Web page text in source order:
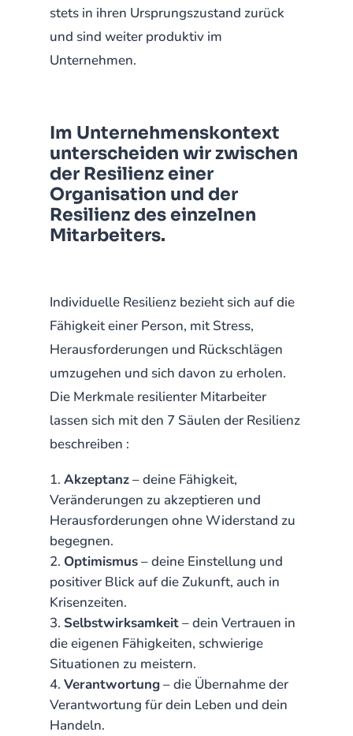
stets in ihren Ursprungszustand zurück
und sind weiter produktiv im
Unternehmen.
Im Unternehmenskontext
unterscheiden wir zwischen
der Resilienz einer
Organisation und der
Resilienz des einzelnen
Mitarbeiters.
Individuelle Resilienz bezieht sich auf die
Fähigkeit einer Person, mit Stress,
Herausforderungen und Rückschlägen
umzugehen und sich davon zu erholen.
Die Merkmale resilienter Mitarbeiter
lassen sich mit den 7 Säulen der Resilienz
beschreiben :
Akzeptanz– deine Fähigkeit,
Veränderungen zu akzeptieren und
Herausforderungen ohne Widerstand zu
begegnen.
Optimismus– deine Einstellung und
positiver Blick auf die Zukunft, auch in
Krisenzeiten.
Selbstwirksamkeit– dein Vertrauen in
die eigenen Fähigkeiten, schwierige
Situationen zu meistern.
Verantwortung– die Übernahme der
Verantwortung für dein Leben und dein
Handeln.